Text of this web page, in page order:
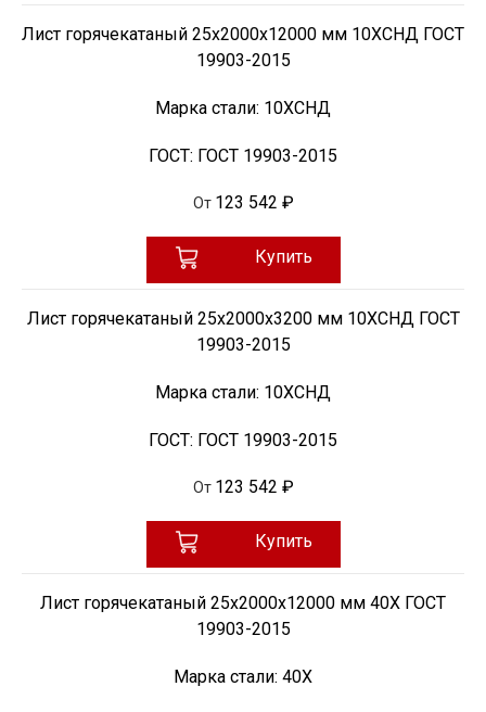
Лист горячекатаный 25х2000х12000 мм 10ХСНД ГОСТ
19903-2015
Марка стали: 10ХСНД
ГОСТ: ГОСТ 19903-2015
От 123 542 ₽
Купить
Лист горячекатаный 25х2000х3200 мм 10ХСНД ГОСТ
19903-2015
Марка стали: 10ХСНД
ГОСТ: ГОСТ 19903-2015
От 123 542 ₽
Купить
Лист горячекатаный 25х2000х12000 мм 40Х ГОСТ
19903-2015
Марка стали: 40Х